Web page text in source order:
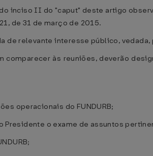
inciso II do "caput" deste artigo
de 31 de março de 2015.
de relevante interesse público,
comparecer às reuniões, deverão
operacionais do FUNDURB;
o exame de assuntos